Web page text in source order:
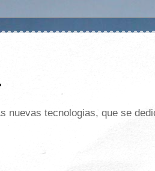
nuevas tecnologias, que se